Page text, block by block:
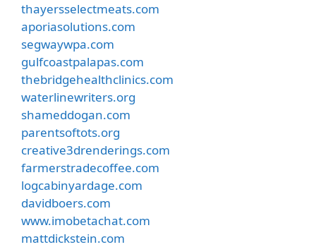
thayersselectmeats.com
aporiasolutions.com
segwaywpa.com
gulfcoastpalapas.com
thebridgehealthclinics.com
waterlinewriters.org
shameddogan.com
parentsoftots.org
creative3drenderings.com
farmerstradecoffee.com
logcabinyardage.com
davidboers.com
www.imobetachat.com
mattdickstein.com